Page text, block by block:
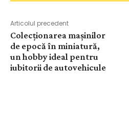
Articolul precedent
Colecționarea mașinilor
de epocă în miniatură,
un hobby ideal pentru
iubitorii de autovehicule